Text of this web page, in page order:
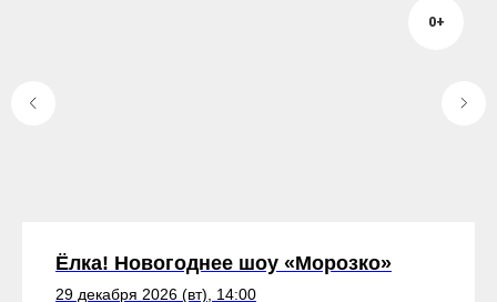
0+
Ёлка! Новогоднее шоу «Морозко»
29 декабря 2026 (вт), 14:00